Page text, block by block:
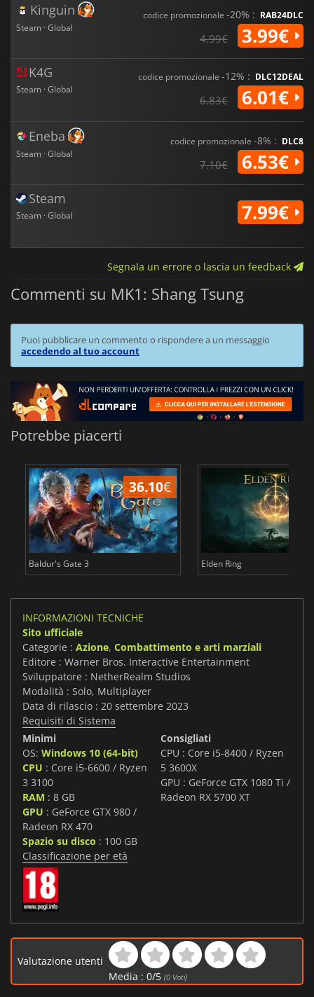
Kinguin
Steam · Global
codice promozionale -20% : RAB24DLC
4.99€ 3.99€
K4G
Steam · Global
codice promozionale -12% : DLC12DEAL
6.83€ 6.01€
Eneba
Steam · Global
codice promozionale -8% : DLC8
7.10€ 6.53€
Steam
Steam · Global 7.99€
Segnala un errore o lascia un feedback
Commenti su MK1: Shang Tsung
Puoi pubblicare un commento o rispondere a un messaggio
accedendo al tuo account
Potrebbe piacerti
36.10€
Baldur's Gate 3 Elden Ring
INFORMAZIONI TECNICHE
Sito ufficiale
Categorie : Azione, Combattimento e arti marziali
Editore : Warner Bros. Interactive Entertainment
Sviluppatore : NetherRealm Studios
Modalità : Solo, Multiplayer
Data di rilascio : 20 settembre 2023
Requisiti di Sistema
Minimi
OS: Windows 10 (64-bit)
CPU : Core i5-6600 / Ryzen
3 3100
RAM : 8 GB
GPU : GeForce GTX 980 /
Radeon RX 470
Spazio su disco : 100 GB
Consigliati
CPU : Core i5-8400 / Ryzen
5 3600X
GPU : GeForce GTX 1080 Ti /
Radeon RX 5700 XT
Classificazione per età
Valutazione utenti
Media : 0/5 (0Voti)